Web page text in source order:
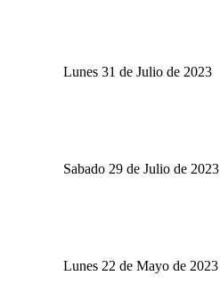
Lunes 31 de Julio de 2023
Sabado 29 de Julio de 2023
Lunes 22 de Mayo de 2023